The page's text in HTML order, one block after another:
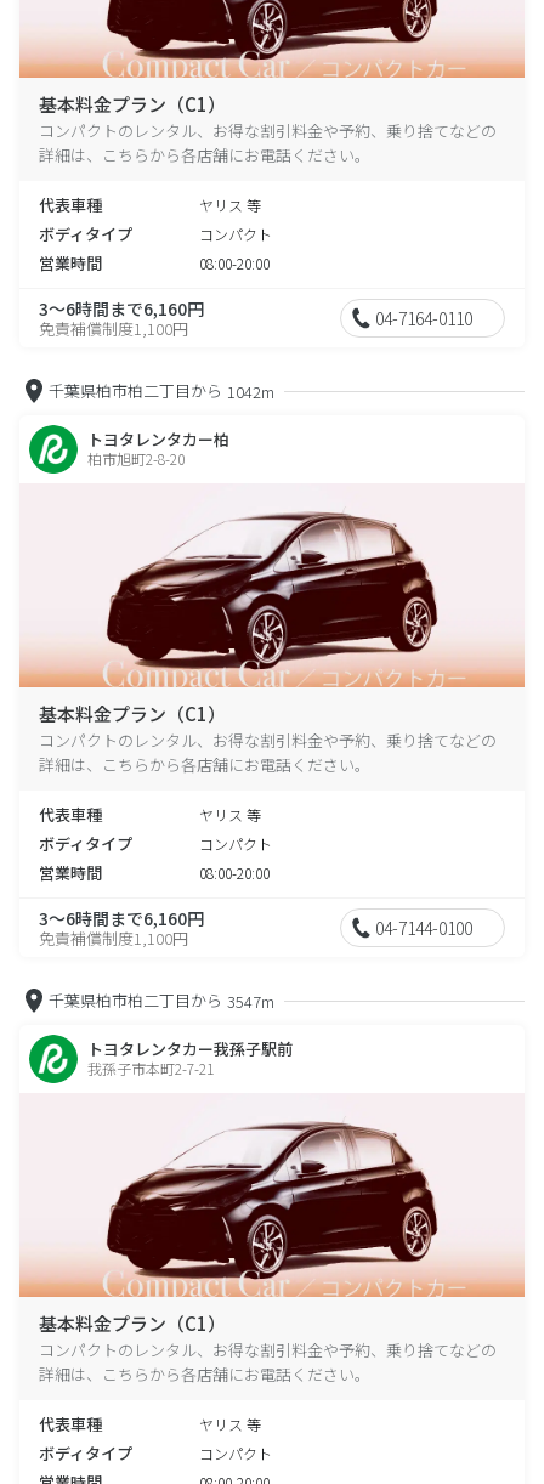
基本料金プラン（C1）
コンパクトのレンタル、お得な割引料金や予約、乗り捨てなどの
詳細は、こちらから各店舗にお電話ください。
代表車種 ヤリス 等
ボディタイプ コンパクト
営業時間 08:00-20:00
3～6時間まで6,160円
免責補償制度1,100円 04-7164-0110
千葉県柏市柏二丁目から 1042m
トヨタレンタカー柏
柏市旭町2-8-20
基本料金プラン（C1）
コンパクトのレンタル、お得な割引料金や予約、乗り捨てなどの
詳細は、こちらから各店舗にお電話ください。
代表車種 ヤリス 等
ボディタイプ コンパクト
営業時間 08:00-20:00
3～6時間まで6,160円
免責補償制度1,100円 04-7144-0100
千葉県柏市柏二丁目から 3547m
トヨタレンタカー我孫子駅前
我孫子市本町2-7-21
基本料金プラン（C1）
コンパクトのレンタル、お得な割引料金や予約、乗り捨てなどの
詳細は、こちらから各店舗にお電話ください。
代表車種 ヤリス 等
ボディタイプ コンパクト